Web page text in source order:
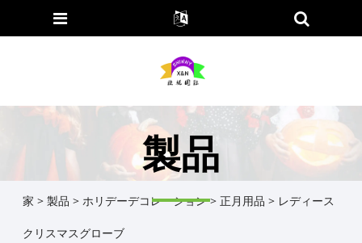
製品
家 > 製品 > ホリデーデコレーション> 正月用品 > レディース
クリスマスグローブ